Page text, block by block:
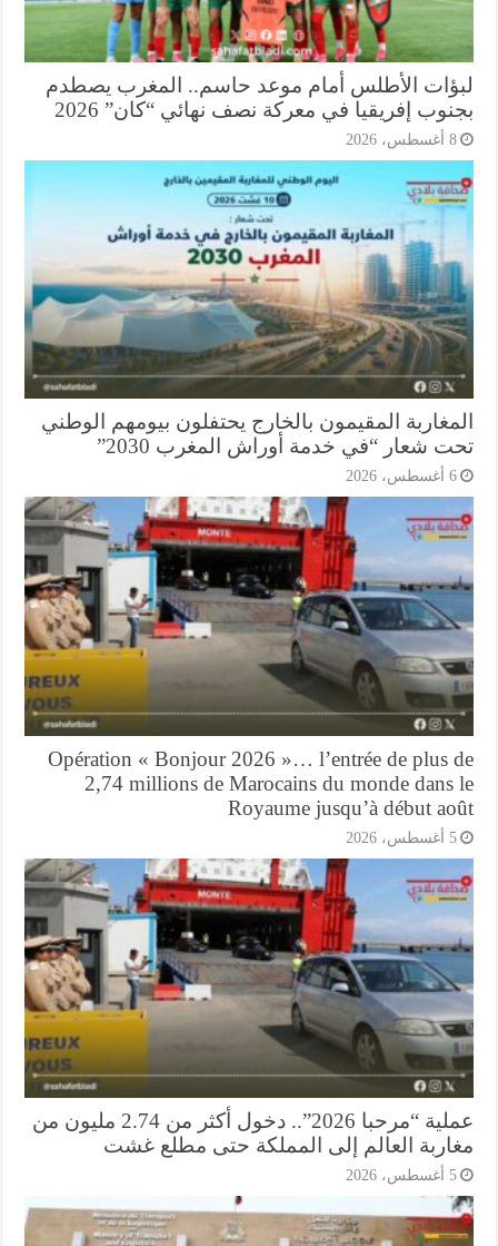
الأطلس أمام موعد حاسم.. المغرب يصطدم
إفريقيا في معركة نصف نهائي “كان” 2026
المقيمون بالخارج يحتفلون بيومهم الوطني
شعار “في خدمة أوراش المغرب 2030”
Opération « Bonjour 2026 »… l’entrée de plus
2,74 millions de Marocains du monde
Royaume jusqu’à début
عملية “مرحبا 2026”.. دخول أكثر من 2.74 مليون من
العالم إلى المملكة حتى مطلع غشت